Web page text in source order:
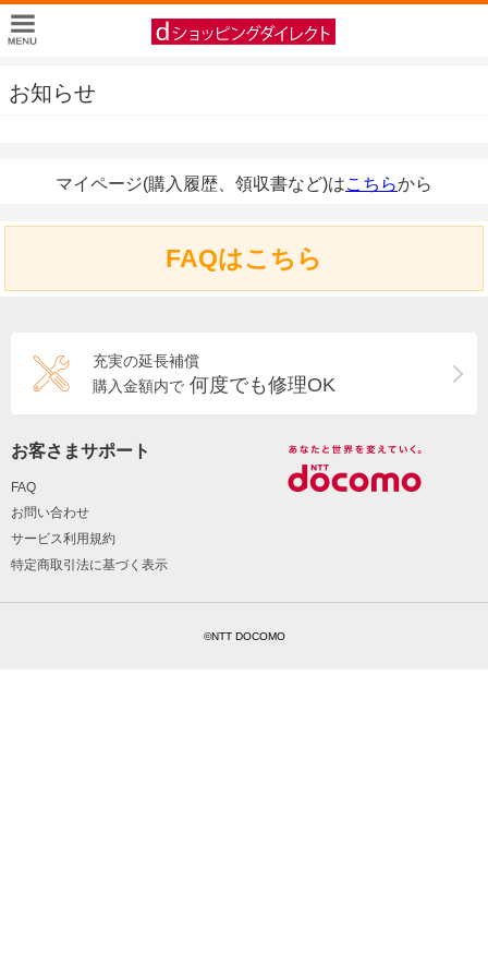
お知らせ
マイページ(購入履歴、領収書など)はこちらから
FAQはこちら
充実の延長補償
購入金額内で 何度でも修理OK
お客さまサポート
FAQ
お問い合わせ
サービス利用規約
特定商取引法に基づく表示
©NTT DOCOMO